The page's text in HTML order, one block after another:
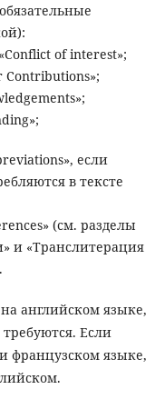
of interest»;
Contributions»;
если
в тексте
(см. разделы
и «Транслитерация
английском языке,
Если
французском языке,